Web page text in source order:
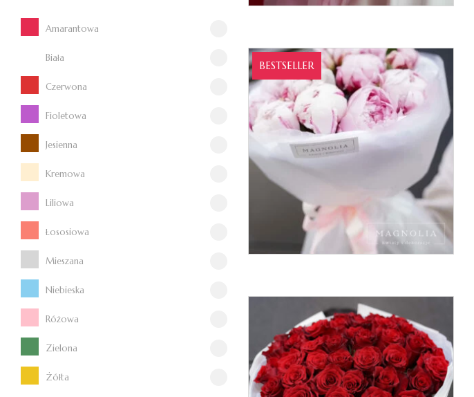
Amarantowa
Biała
Czerwona
Fioletowa
Jesienna
Kremowa
Liliowa
Łososiowa
Mieszana
Niebieska
Różowa
Zielona
Żółta
BESTSELLER